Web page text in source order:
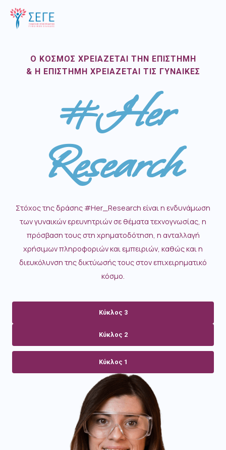
Ο ΚΟΣΜΟΣ ΧΡΕΙΑΖΕΤΑΙ ΤΗΝ ΕΠΙΣΤΗΜΗ
& Η ΕΠΙΣΤΗΜΗ ΧΡΕΙΑΖΕΤΑΙ ΤΙΣ ΓΥΝΑΙΚΕΣ
#Her
Research
Στόχος της δράσης #Her_Research είναι η ενδυνάμωση
των γυναικών ερευνητριών σε θέματα τεχνογνωσίας, η
πρόσβαση τους στη χρηματοδότηση, η ανταλλαγή
χρήσιμων πληροφοριών και εμπειριών, καθώς και η
διευκόλυνση της δικτύωσής τους στον επιχειρηματικό
κόσμο.
Κύκλος 3
Κύκλος 2
Κύκλος 1